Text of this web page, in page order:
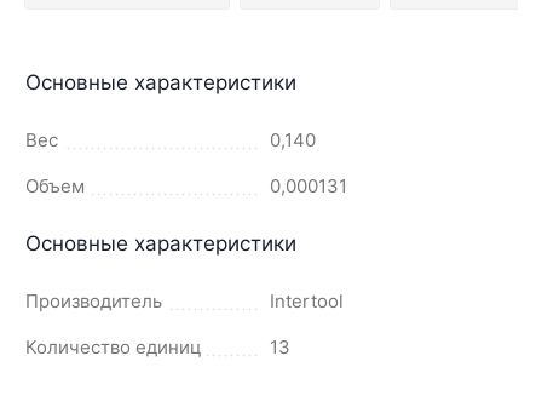
Основные характеристики
Вес
0,140
Объем
0,000131
Основные характеристики
Производитель
Intertool
Количество единиц
13